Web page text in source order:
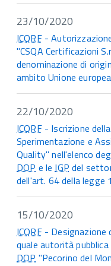
23/10/2020
ICQRF-
"CSQA Certificazioni
denominazione di
ambito Unione europea
22/10/2020
ICQRF- Iscrizione
Sperimentazione e
Quality" nell'elenco
DOP e leIGP del
dell'art. 64 della legge
15/10/2020
ICQRF- Designazione
quale autorità
DOP "Pecorino del